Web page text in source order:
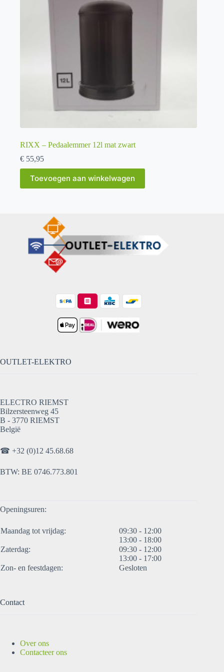
RIXX – Pedaalemmer 12l mat zwart
€ 55,95
Toevoegen aan winkelwagen
OUTLET-ELEKTRO
ELECTRO RIEMST
Bilzersteenweg 45
B - 3770 RIEMST
België
☎ +32 (0)12 45.68.68
BTW: BE 0746.773.801
Openingsuren:
Maandag tot vrijdag:
09:30 - 12:00
13:00 - 18:00
Zaterdag:
09:30 - 12:00
13:00 - 17:00
Zon- en feestdagen:
Gesloten
Contact
Over ons
Contacteer ons